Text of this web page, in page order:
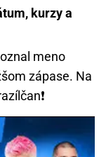
kurzy a
meno
zápase. Na